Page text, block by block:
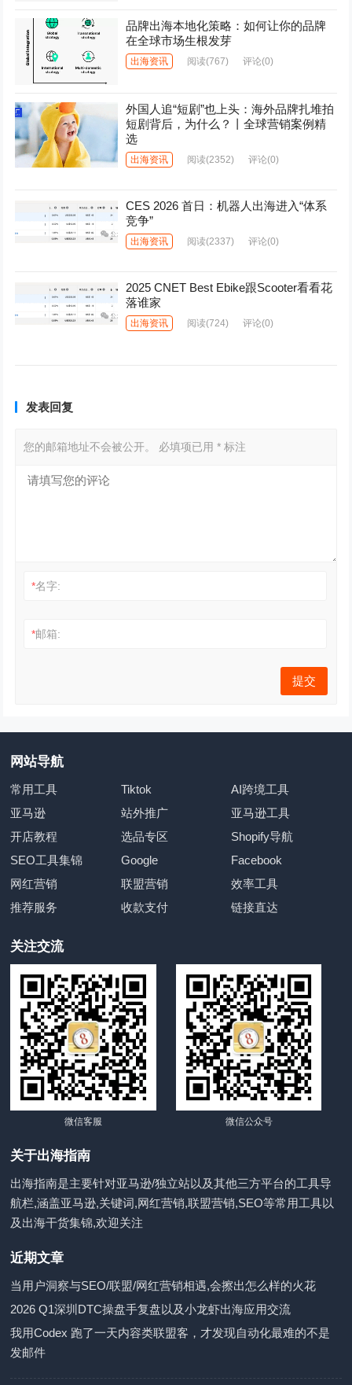
品牌出海本地化策略：如何让你的品牌
在全球市场生根发芽
出海资讯 阅读(767) 评论(0)
外国人追“短剧”也上头：海外品牌扎堆拍
短剧背后，为什么？丨全球营销案例精
选
出海资讯 阅读(2352) 评论(0)
CES 2026 首日：机器人出海进入“体系
竞争”
出海资讯 阅读(2337) 评论(0)
2025 CNET Best Ebike跟Scooter看看花
落谁家
出海资讯 阅读(724) 评论(0)
发表回复
您的邮箱地址不会被公开。 必填项已用* 标注
*名字:
*邮箱:
网站导航
常用工具 Tiktok
AI跨境工具
亚马逊
站外推广
亚马逊工具
开店教程
选品专区
Shopify导航
SEO工具集锦
Google
Facebook
网红营销
联盟营销
效率工具
推荐服务
收款支付 链接直达
关注交流
微信客服 微信公众号
关于出海指南
出海指南是主要针对亚马逊/独立站以及其他三方平台的工具导
航栏,涵盖亚马逊,关键词,网红营销,联盟营销,SEO等常用工具以
及出海干货集锦,欢迎关注
近期文章
当用户洞察与SEO/联盟/网红营销相遇,会擦出怎么样的火花
2026 Q1深圳DTC操盘手复盘以及小龙虾出海应用交流
我用Codex 跑了一天内容类联盟客，才发现自动化最难的不是
发邮件